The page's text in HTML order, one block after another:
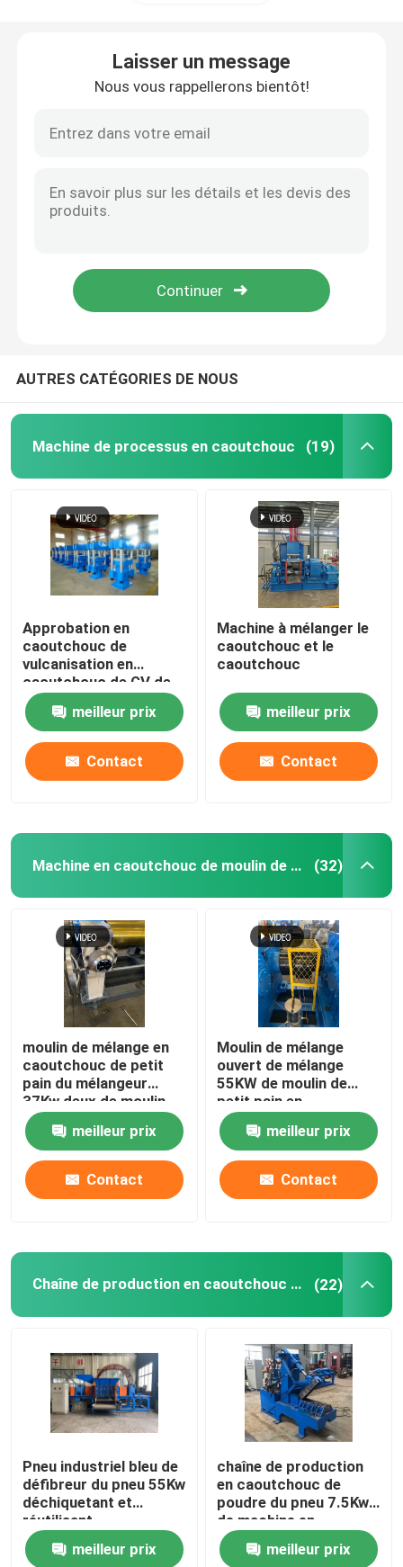
Laisser un message
Nous vous rappellerons bientôt!
AUTRES CATÉGORIES DE NOUS
Machine de processus en caoutchouc (19)
Approbation en
caoutchouc de
vulcanisation en
caoutchouc de GV de
Toy Making Machine de
presse de PLC
meilleur prix
Contact
Machine à mélanger le
caoutchouc et le
caoutchouc
meilleur prix
Contact
Machine en caoutchouc de moulin de mélange (32)
moulin de mélange en
caoutchouc de petit
pain du mélangeur
37Kw deux de moulin
de diamètre de 400mm
meilleur prix
Contact
Moulin de mélange
ouvert de mélange
55KW de moulin de
petit pain en
caoutchouc de la
machine XK450 deux
meilleur prix
Contact
Chaîne de production en caoutchouc de poudre (22)
Pneu industriel bleu de
défibreur du pneu 55Kw
déchiquetant et
réutilisant
meilleur prix
chaîne de production
en caoutchouc de
poudre du pneu 7.5Kw
de machine en
caoutchouc de
défibreur CE d'OIN
meilleur prix